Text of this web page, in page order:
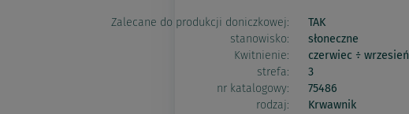
Zalecane do produkcji doniczkowej:
TAK
stanowisko:
słoneczne
Kwitnienie:
czerwiec ÷ wrzesień
strefa:
3
nr katalogowy:
75486
rodzaj:
Krwawnik